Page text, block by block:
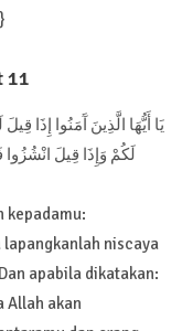
11
يَا أَيُّهَا الَّذِينَ آَمَنُوا
لَكُمْ وَإِذَا قِيلَ انْشُزُوا
kepadamu:
niscaya
apabila dikatakan:
Allah akan